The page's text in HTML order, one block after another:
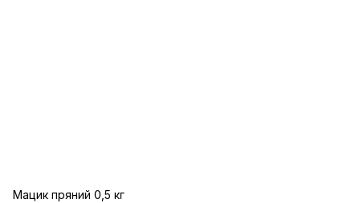
Мацик пряний 0,5 кг